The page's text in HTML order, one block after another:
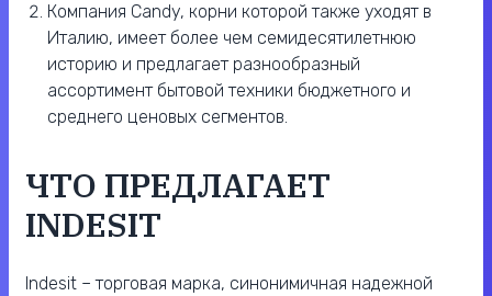
Компания Candy, корни которой также уходят в
Италию, имеет более чем семидесятилетнюю
историю и предлагает разнообразный
ассортимент бытовой техники бюджетного и
среднего ценовых сегментов.
ЧТО ПРЕДЛАГАЕТ
INDESIT
Indesit – торговая марка, синонимичная надежной